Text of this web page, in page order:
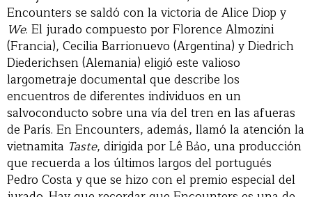
Encounters se saldó con la victoria de Alice Diop y
We. El jurado compuesto por Florence Almozini
(Francia), Cecilia Barrionuevo (Argentina) y Diedrich
Diederichsen (Alemania) eligió este valioso
largometraje documental que describe los
encuentros de diferentes individuos en un
salvoconducto sobre una vía del tren en las afueras
de París. En Encounters, además, llamó la atención la
vietnamita Taste, dirigida por Lê Bảo, una producción
que recuerda a los últimos largos del portugués
Pedro Costa y que se hizo con el premio especial del